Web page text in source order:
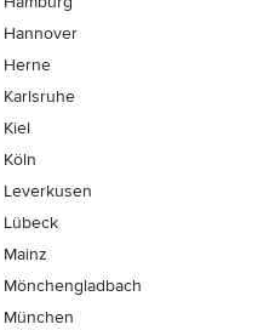
Hannover
Herne
Karlsruhe
Kiel
Köln
Leverkusen
Lübeck
Mainz
Mönchen­gladbach
München